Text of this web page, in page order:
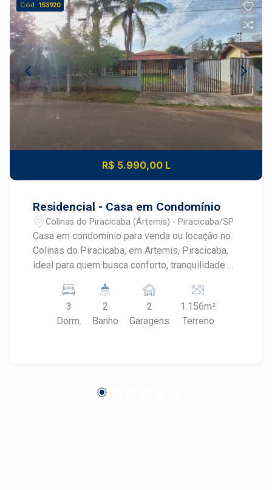
Cód. 153920
R$ 5.990,00 L
Residencial - Casa em Condomínio
Colinas do Piracicaba (Ártemis) - Piracicaba/SP
Casa em condomínio para venda ou locação no
Colinas do Piracicaba, em Artemis, Piracicaba,
ideal para quem busca conforto, tranquilidade e
distribuídos, pomar com árvores frutíferas e a
segurança de um condomínio fechado, o imóvel
proporciona qualidade de vida para toda a
aproveitamento dos espaços - Cozinha
3
Dorm.
2
Banho
2
Garagens
1.156m²
Terreno